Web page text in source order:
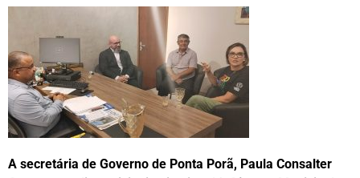
A secretária de Governo de Ponta Porã, Paula Consalter